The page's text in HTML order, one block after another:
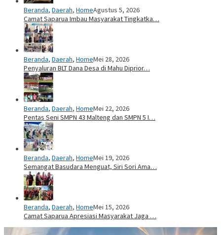
Beranda, Daerah, HomeAgustus 5, 2026
Camat Saparua Imbau Masyarakat Tingkatka…
Beranda, Daerah, HomeMei 28, 2026
Penyaluran BLT Dana Desa di Mahu Diprior…
Beranda, Daerah, HomeMei 22, 2026
Pentas Seni SMPN 43 Malteng dan SMPN 5 I…
Beranda, Daerah, HomeMei 19, 2026
Semangat Basudara Menguat, Siri Sori Ama…
Beranda, Daerah, HomeMei 15, 2026
Camat Saparua Apresiasi Masyarakat Jaga …